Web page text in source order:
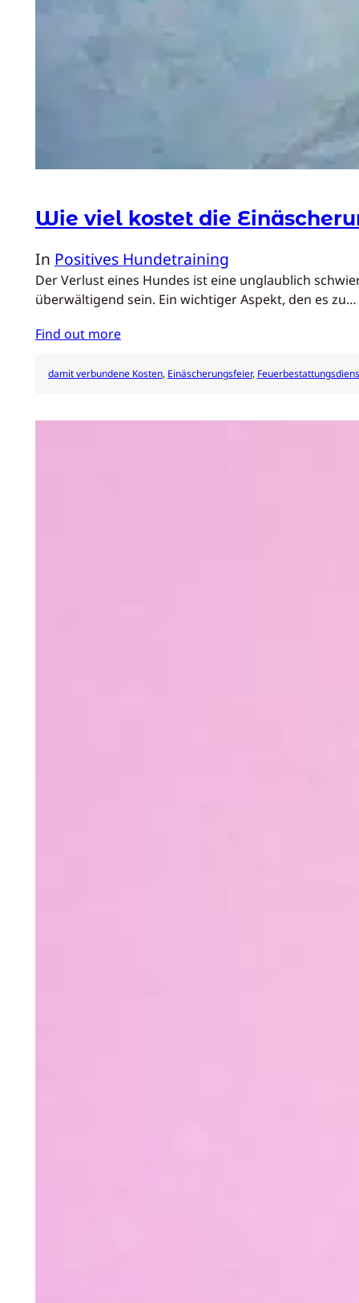
Wie viel kostet die
In Positives Hundetraining
Der Verlust eines Hundes ist eine unglaublich
überwältigend sein. Ein wichtiger Aspekt, den es zu…
Find out more
damit verbundene Kosten, Einäscherungsfeier,